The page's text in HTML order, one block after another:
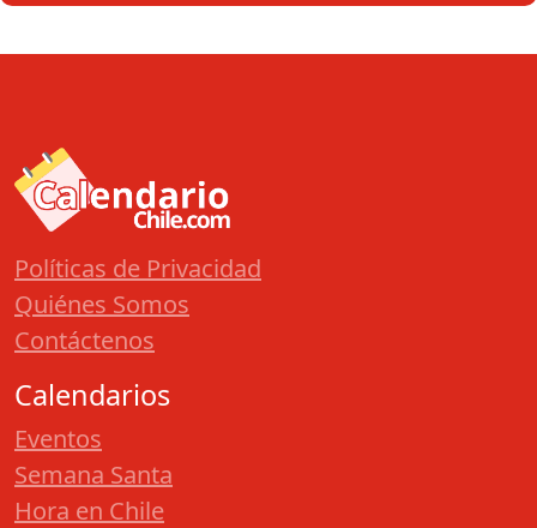
Políticas de Privacidad
Quiénes Somos
Contáctenos
Calendarios
Eventos
Semana Santa
Hora en Chile